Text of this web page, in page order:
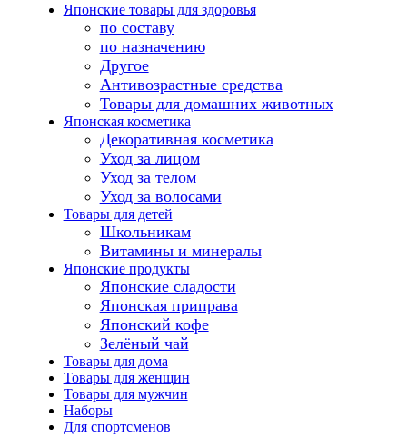
Японские товары для здоровья
по составу
по назначению
Другое
Антивозрастные средства
Товары для домашних животных
Японская косметика
Декоративная косметика
Уход за лицом
Уход за телом
Уход за волосами
Товары для детей
Школьникам
Витамины и минералы
Японские продукты
Японские сладости
Японская приправа
Японский кофе
Зелёный чай
Товары для дома
Товары для женщин
Товары для мужчин
Наборы
Для спортсменов